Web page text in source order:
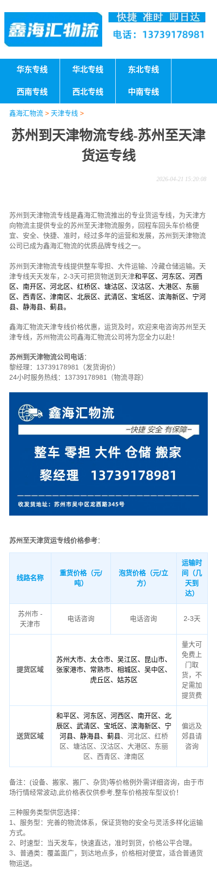
华东专线 华北专线 东北专线
西南专线 西北专线 中南专线
鑫海汇物流> 天津专线 >
苏州到天津物流专线-苏州至天津
货运专线
2026-04-21 15:20:08
苏州到天津物流专线是鑫海汇物流推出的专业货运专线，为天津方
向物流主提供专业的苏州至天津物流服务，回程车回头车价格便
宜、安全、快捷、准时，经过多年的运营和发展，苏州到天津物流
公司已成为鑫海汇物流的优质品牌专线之一。
苏州到天津物流专线提供整车零担、大件运输、冷藏仓储运输。天
津专线天天发车，2-3天可把货物送到天津和平区、河东区、河西
区、南开区、河北区、红桥区、塘沽区、汉沽区、大港区、东丽
区、西青区、津南区、北辰区、武清区、宝坻区、滨海新区、宁河
县、静海县、蓟县。
鑫海汇物流天津专线价格优惠，运货及时，欢迎来电咨询苏州至天
津专线，苏州物流公司鑫海汇物流公司将为您全力以赴！
苏州到天津物流公司电话：
黎经理： 13739178981（发货询价）
24小时服务热线：13739178981（物流寻踪）
苏州至天津货运专线价格参考：
线路名称
重货价格（元/
吨）
泡货价格（元/立
方）
运输时
间（几
天到
达）
苏州市 -
天津市
电话咨询 电话咨询 2-3天
提货区域
苏州大市、太仓市、吴江区、昆山市、
张家港市、常熟市、相城区、吴中区、
虎丘区、姑苏区
量大可
免费上
门取
货，不
足需加
提货费
送货区域
和平区、河东区、河西区、南开区、北
辰区、武清区、宝坻区、滨海新区、宁
河县、静海县、蓟县、河北区、红桥
区、塘沽区、汉沽区、大港区、东丽
区、西青区、津南区
偏远及
郊县请
咨询
备注： (设备、搬家、搬厂、杂货)等价格例外需详细咨询，由于市
场行情经常波动,此价格表仅供参考,整车价格按车型议价！
三种服务类型供您选择：
1、服务型：完善的物流体系，保证货物的安全与灵活多样化运输
方式。
2、时速型：当天发车，快速直达，准时到货，价格公平合理。
3、普通类：覆盖面广，到达地点多，价格相对便宜，适合普通货
物运送。